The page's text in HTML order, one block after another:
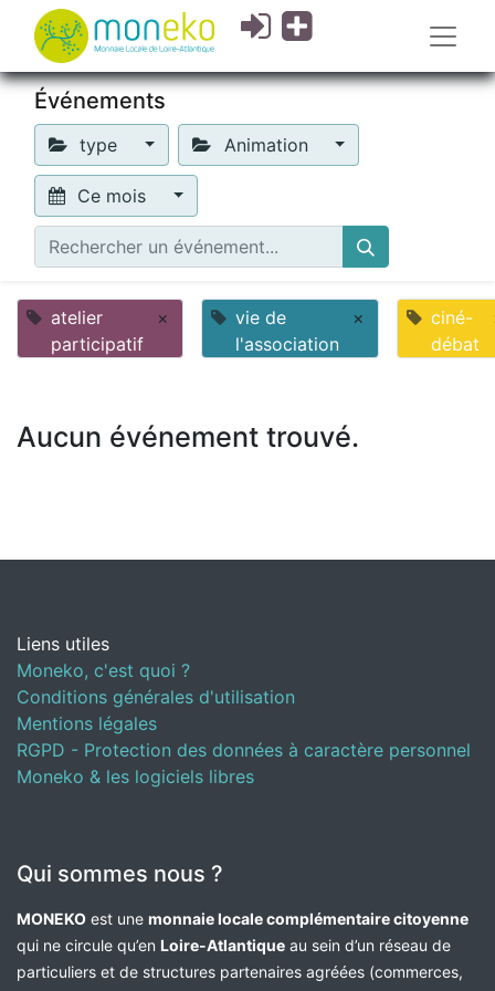
Événements
type Animation
Ce mois
atelier
participatif
×
vie de
l'association
×
ciné-
débat
Aucun événement trouvé.
Liens utiles
Moneko, c'est quoi ?
Conditions générales d'utilisation
Mentions légales
RGPD - Protection des données à caractère personnel
Moneko & les logiciels libres
Qui sommes nous ?
MONEKO est une monnaie locale complémentaire citoyenne
qui ne circule qu’en Loire-Atlantique au sein d’un réseau de
particuliers et de structures partenaires agréées (commerces,